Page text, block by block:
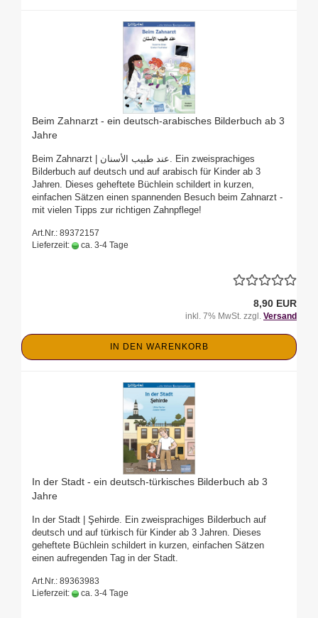
Beim Zahnarzt - ein deutsch-arabisches Bilderbuch ab 3
Jahre
Beim Zahnarzt | عند طبيب الأسنان. Ein zweisprachiges
Bilderbuch auf deutsch und auf arabisch für Kinder ab 3
Jahren. Dieses geheftete Büchlein schildert in kurzen,
einfachen Sätzen einen spannenden Besuch beim Zahnarzt -
mit vielen Tipps zur richtigen Zahnpflege!
Art.Nr.: 89372157
Lieferzeit:
ca. 3-4 Tage
8,90 EUR
inkl. 7% MwSt. zzgl. Versand
IN DEN WARENKORB
In der Stadt - ein deutsch-türkisches Bilderbuch ab 3
Jahre
In der Stadt | Şehirde. Ein zweisprachiges Bilderbuch auf
deutsch und auf türkisch für Kinder ab 3 Jahren. Dieses
geheftete Büchlein schildert in kurzen, einfachen Sätzen
einen aufregenden Tag in der Stadt.
Art.Nr.: 89363983
Lieferzeit:
ca. 3-4 Tage